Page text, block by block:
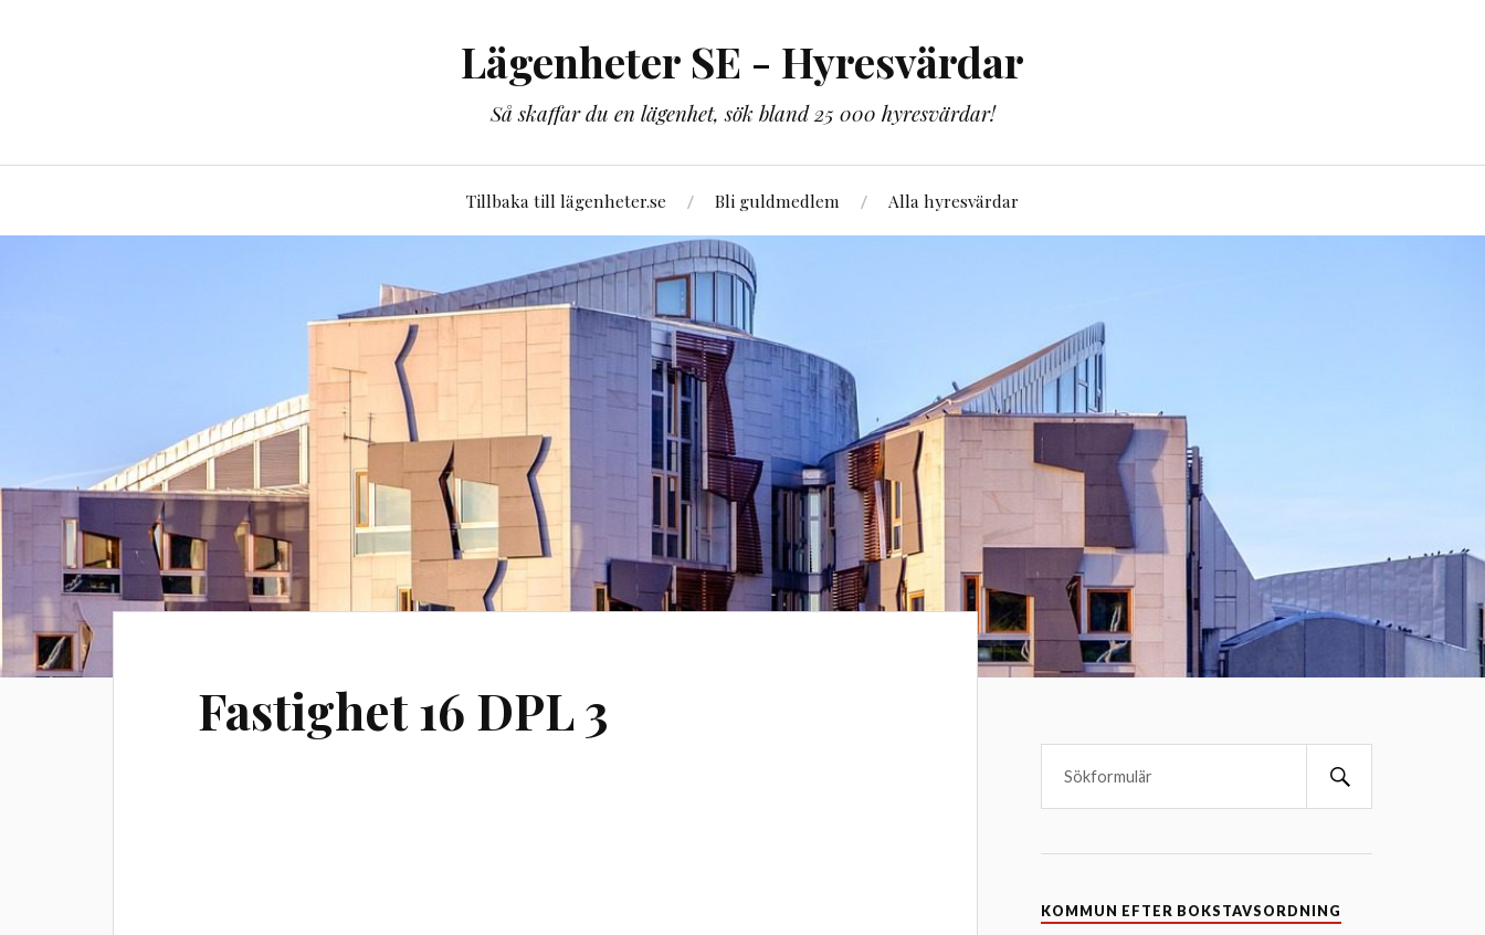
Lägenheter SE - Hyresvärdar
Så skaffar du en lägenhet, sök bland 25 000 hyresvärdar!
Tillbaka till lägenheter.se Bli guldmedlem Alla hyresvärdar
Fastighet 16 DPL 3
KOMMUN EFTER BOKSTAVSORDNING